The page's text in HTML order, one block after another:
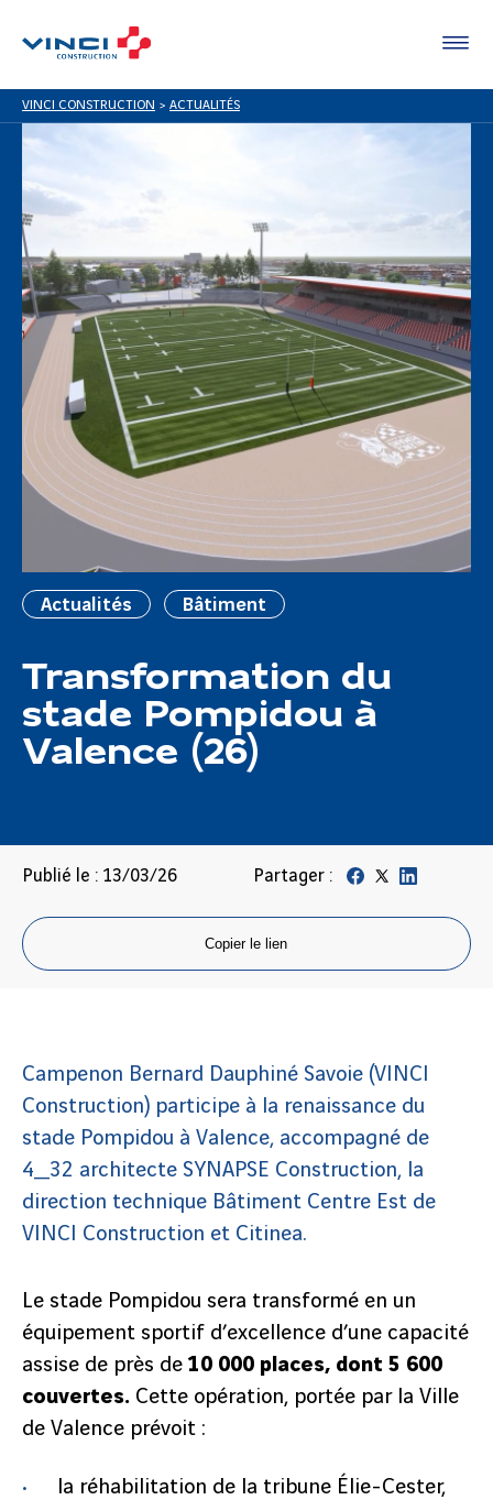
VINCI CONSTRUCTION > ACTUALITÉS
Actualités Bâtiment
Transformation du
stade Pompidou à
Valence (26)
Publié le : 13/03/26 Partager :
Copier le lien
Campenon Bernard Dauphiné Savoie (VINCI
Construction) participe à la renaissance du
stade Pompidou à Valence, accompagné de
4_32 architecte SYNAPSE Construction, la
direction technique Bâtiment Centre Est de
VINCI Construction et Citinea.
Le stade Pompidou sera transformé en un
équipement sportif d’excellence d’une capacité
assise de près de 10 000 places, dont 5 600
couvertes. Cette opération, portée par la Ville
de Valence prévoit :
la réhabilitation de la tribune Élie-Cester,